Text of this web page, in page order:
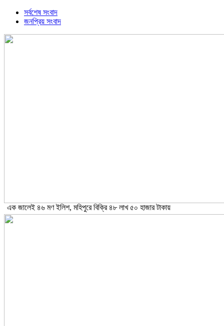
সর্বশেষ সংবাদ
জনপ্রিয় সংবাদ
এক জালেই ৪৬ মণ ইলিশ, মহিপুরে বিক্রি ৪৮ লাখ ৫০ হাজার টাকায়